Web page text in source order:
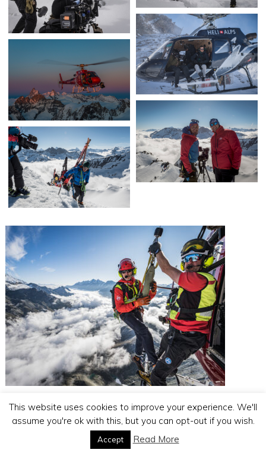
This website uses cookies to improve your experience. We'll
assume you're ok with this, but you can opt-out if you wish.
Accept Read More